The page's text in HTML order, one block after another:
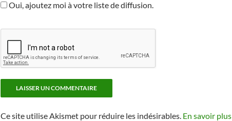
Oui, ajoutez moi à votre liste de diffusion.
Ce site utilise Akismet pour réduire les indésirables. En savoir plus